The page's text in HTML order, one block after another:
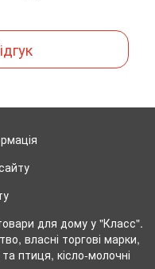
для дому у "Класс".
власні торгові марки,
птиця, кісло-молочні